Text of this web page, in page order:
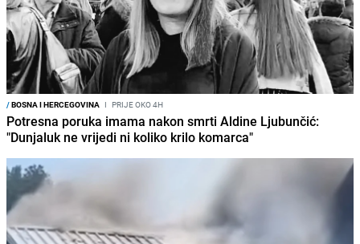
/BOSNA I HERCEGOVINA I PRIJE OKO 4H
Potresna poruka imama nakon smrti Aldine Ljubunčić:
"Dunjaluk ne vrijedi ni koliko krilo komarca"